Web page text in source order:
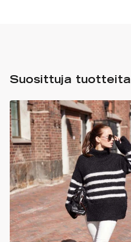
Suosittuja tuotteita